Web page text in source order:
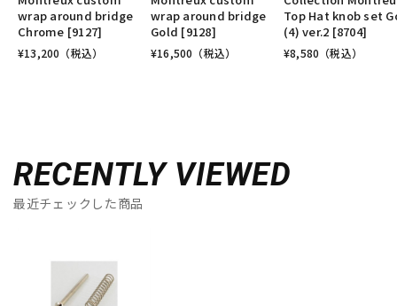
wrap around bridge
Chrome [9127]
¥13,200 （税込）
wrap around bridge
Gold [9128]
¥16,500 （税込）
Top Hat knob set
(4) ver.2 [8704]
¥8,580 （税込）
RECENTLY VIEWED
最近チェックした商品